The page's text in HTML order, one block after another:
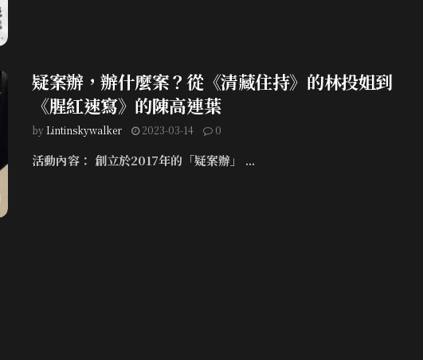
疑案辦，辦什麼案？從《清藏住持》的林投姐到
《腥紅速寫》的陳高連葉
byLintinskywalker 2023-03-14 0
活動內容： 創立於2017年的「疑案辦」 ...